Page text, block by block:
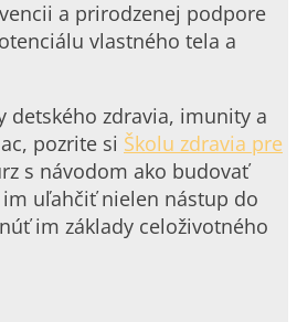
a prirodzenej podpore
vlastného tela a
detského zdravia, imunity a
pozrite si Školu zdravia pre
s návodom ako budovať
uľahčiť nielen nástup do
im základy celoživotného